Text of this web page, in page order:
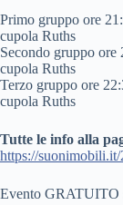
Primo gruppo ore
cupola Ruths
Secondo gruppo ore
cupola Ruths
Terzo gruppo ore
cupola Ruths
Tutte le info alla
https://suonimobili.it/
Evento GRATUITO